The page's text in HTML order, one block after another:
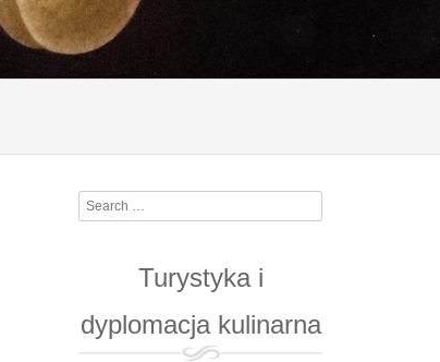
Search
Turystyka i
dyplomacja kulinarna